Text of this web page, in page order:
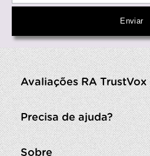
Avaliações RA TrustVox
Precisa de ajuda?
Sobre